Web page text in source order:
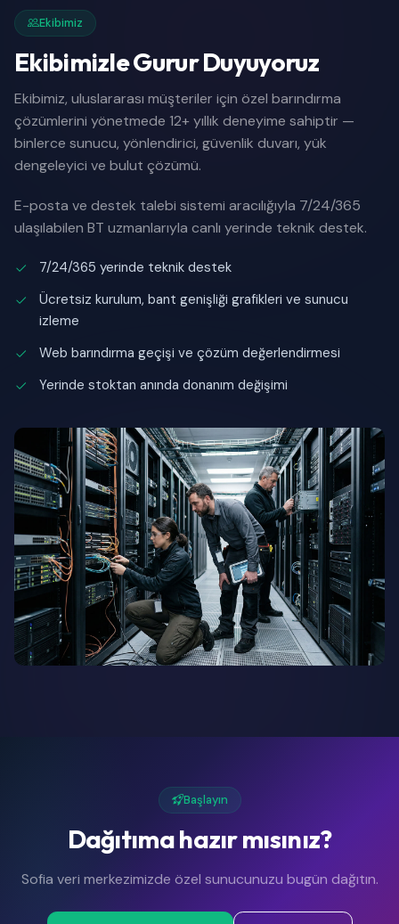
Ekibimiz
Ekibimizle Gurur Duyuyoruz
Ekibimiz, uluslararası müşteriler için özel barındırma
çözümlerini yönetmede 12+ yıllık deneyime sahiptir —
binlerce sunucu, yönlendirici, güvenlik duvarı, yük
dengeleyici ve bulut çözümü.
E-posta ve destek talebi sistemi aracılığıyla 7/24/365
ulaşılabilen BT uzmanlarıyla canlı yerinde teknik destek.
7/24/365 yerinde teknik destek
Ücretsiz kurulum, bant genişliği grafikleri ve sunucu
izleme
Web barındırma geçişi ve çözüm değerlendirmesi
Yerinde stoktan anında donanım değişimi
Başlayın
Dağıtıma hazır mısınız?
Sofia veri merkezimizde özel sunucunuzu bugün dağıtın.